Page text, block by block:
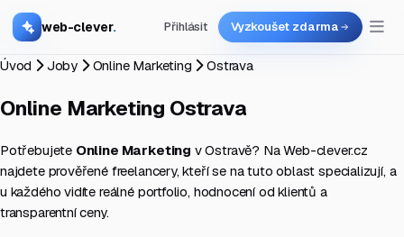
web-clever. Přihlásit Vyzkoušet zdarma
Úvod Joby Online Marketing Ostrava
Online Marketing Ostrava
Potřebujete Online Marketing v Ostravě? Na Web-clever.cz
najdete prověřené freelancery, kteří se na tuto oblast specializují, a
u každého vidíte reálné portfolio, hodnocení od klientů a
transparentní ceny.